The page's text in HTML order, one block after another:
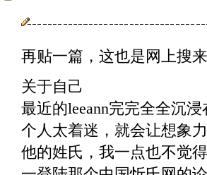
再贴一篇，这也是网上搜
关于自己
最近的leeann完完全全沉
个人太着迷，就会让想象
他的姓氏，我一点也不觉